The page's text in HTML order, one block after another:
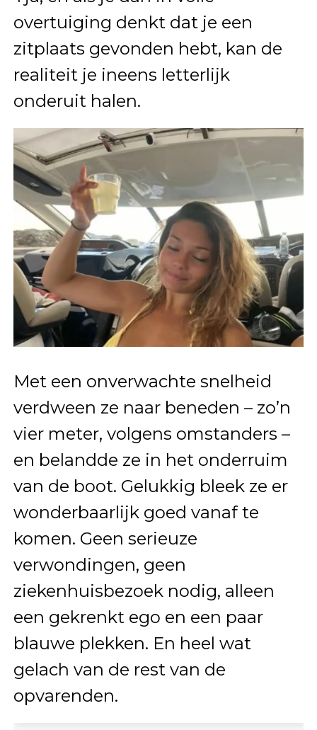
overtuiging denkt dat je een
zitplaats gevonden hebt, kan de
realiteit je ineens letterlijk
onderuit halen.
Met een onverwachte snelheid
verdween ze naar beneden – zo’n
vier meter, volgens omstanders –
en belandde ze in het onderruim
van de boot. Gelukkig bleek ze er
wonderbaarlijk goed vanaf te
komen. Geen serieuze
verwondingen, geen
ziekenhuisbezoek nodig, alleen
een gekrenkt ego en een paar
blauwe plekken. En heel wat
gelach van de rest van de
opvarenden.